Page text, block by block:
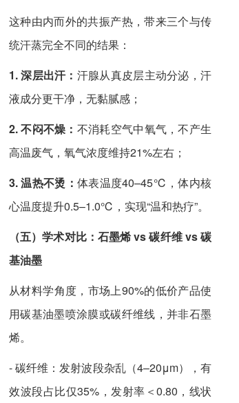
这种由内而外的共振产热，带来三个与传
统汗蒸完全不同的结果：
1. 深层出汗： 汗腺从真皮层主动分泌，汗
液成分更干净，无黏腻感；
2. 不闷不燥： 不消耗空气中氧气，不产生
高温废气，氧气浓度维持21%左右；
3. 温热不烫： 体表温度40–45℃，体内核
心温度提升0.5–1.0℃，实现“温和热疗”。
（五）学术对比：石墨烯 vs 碳纤维 vs碳
基油墨
从材料学角度，市场上90%的低价产品使
用碳基油墨喷涂膜或碳纤维线，并非石墨
烯。
- 碳纤维：发射波段杂乱（4–20μm），有
效波段占比仅35%，发射率＜0.80，线状